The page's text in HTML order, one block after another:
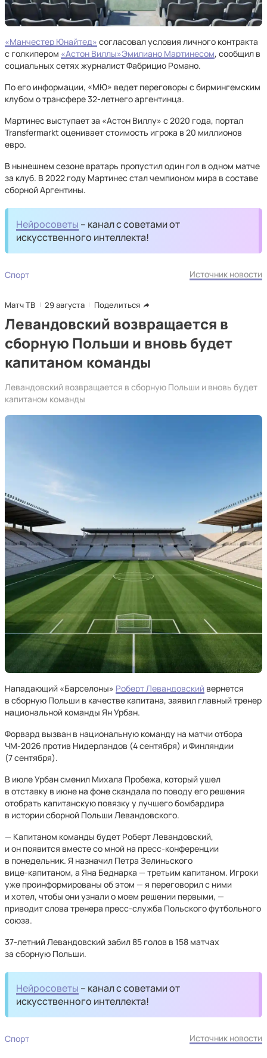
«Манчестер Юнайтед» согласовал условия личного контракта
с голкипером «Астон Виллы»Эмилиано Мартинесом, сообщил в
социальных сетях журналист Фабрицио Романо.
По его информации, «МЮ» ведет переговоры с бирмингемским
клубом о трансфере 32‑летнего аргентинца.
Мартинес выступает за «Астон Виллу» с 2020 года, портал
Transfermarkt оценивает стоимость игрока в 20 миллионов
евро.
В нынешнем сезоне вратарь пропустил один гол в одном матче
за клуб. В 2022 году Мартинес стал чемпионом мира в составе
сборной Аргентины.
Нейросоветы – канал с советами от
искусственного интеллекта!
Спорт Источник новости
Матч ТВ 29 августа Поделиться
Левандовский возвращается в
сборную Польши и вновь будет
капитаном команды
Левандовский возвращается в сборную Польши и вновь будет
капитаном команды
Нападающий «Барселоны» Роберт Левандовский вернется
в сборную Польши в качестве капитана, заявил главный тренер
национальной команды Ян Урбан.
Форвард вызван в национальную команду на матчи отбора
ЧМ‑2026 против Нидерландов (4 сентября) и Финляндии
(7 сентября).
В июле Урбан сменил Михала Пробежа, который ушел
в отставку в июне на фоне скандала по поводу его решения
отобрать капитанскую повязку у лучшего бомбардира
в истории сборной Польши Левандовского.
— Капитаном команды будет Роберт Левандовский,
и он появится вместе со мной на пресс‑конференции
в понедельник. Я назначил Петра Зелиньского
вице‑капитаном, а Яна Беднарка — третьим капитаном. Игроки
уже проинформированы об этом — я переговорил с ними
и хотел, чтобы они узнали о моем решении первыми, —
приводит слова тренера пресс‑служба Польского футбольного
союза.
37‑летний Левандовский забил 85 голов в 158 матчах
за сборную Польши.
Нейросоветы – канал с советами от
искусственного интеллекта!
Спорт Источник новости